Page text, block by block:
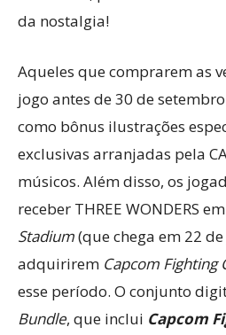
da nostalgia!
Aqueles que comprarem as
jogo antes de 30 de
como bônus ilustrações
exclusivas arranjadas pela
músicos. Além disso, os
receber THREE WONDERS em
Stadium(que chega em 22
adquirirem Capcom Fighting
esse período. O conjunto
Bundle, que inclui Capcom